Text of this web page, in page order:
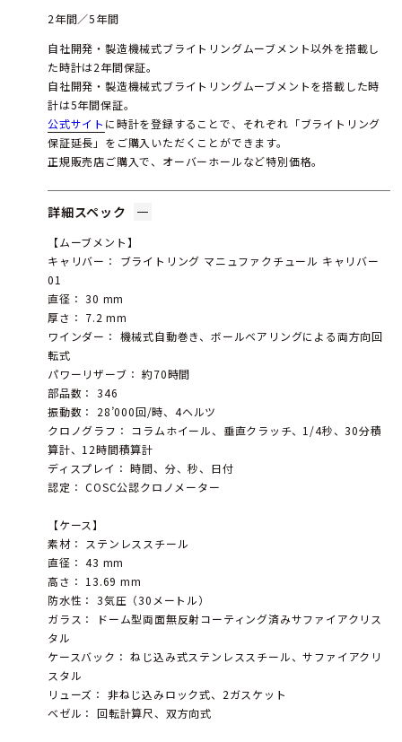
2年間／5年間
自社開発・製造機械式ブライトリングムーブメント以外を搭載し
た時計は2年間保証。
自社開発・製造機械式ブライトリングムーブメントを搭載した時
計は5年間保証。
公式サイト に時計を登録することで、それぞれ「ブライトリング
保証延長」をご購入いただくことができます。
正規販売店ご購入で、オーバーホールなど特別価格。
詳細スペック
【ムーブメント】
キャリバー： ブライトリング マニュファクチュール キャリバー
01
直径： 30 mm
厚さ： 7.2 mm
ワインダー： 機械式自動巻き、ボールベアリングによる両方向回
転式
パワーリザーブ： 約70時間
部品数： 346
振動数： 28’000回/時、4ヘルツ
クロノグラフ： コラムホイール、垂直クラッチ、1/4秒、30分積
算計、12時間積算計
ディスプレイ： 時間、分、秒、日付
認定： COSC公認クロノメーター
【ケース】
素材： ステンレススチール
直径： 43 mm
高さ： 13.69 mm
防水性： 3気圧（30メートル）
ガラス： ドーム型両面無反射コーティング済みサファイアクリス
タル
ケースバック： ねじ込み式ステンレススチール、サファイアクリ
スタル
リューズ： 非ねじ込みロック式、2ガスケット
ベゼル： 回転計算尺、双方向式